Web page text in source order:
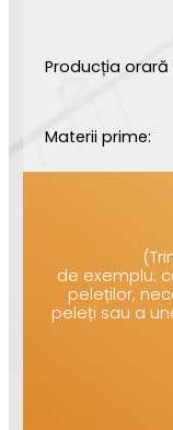
Producția orară
Materii prime:
de exemplu:
peleților,
peleți sau a